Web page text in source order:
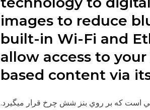
images to reduce
built-in Wi-Fi and
allow access to
based content via
با لانچر چهار سكويي است كه بر روي بنز شش چرخ قرار ميگيرد.